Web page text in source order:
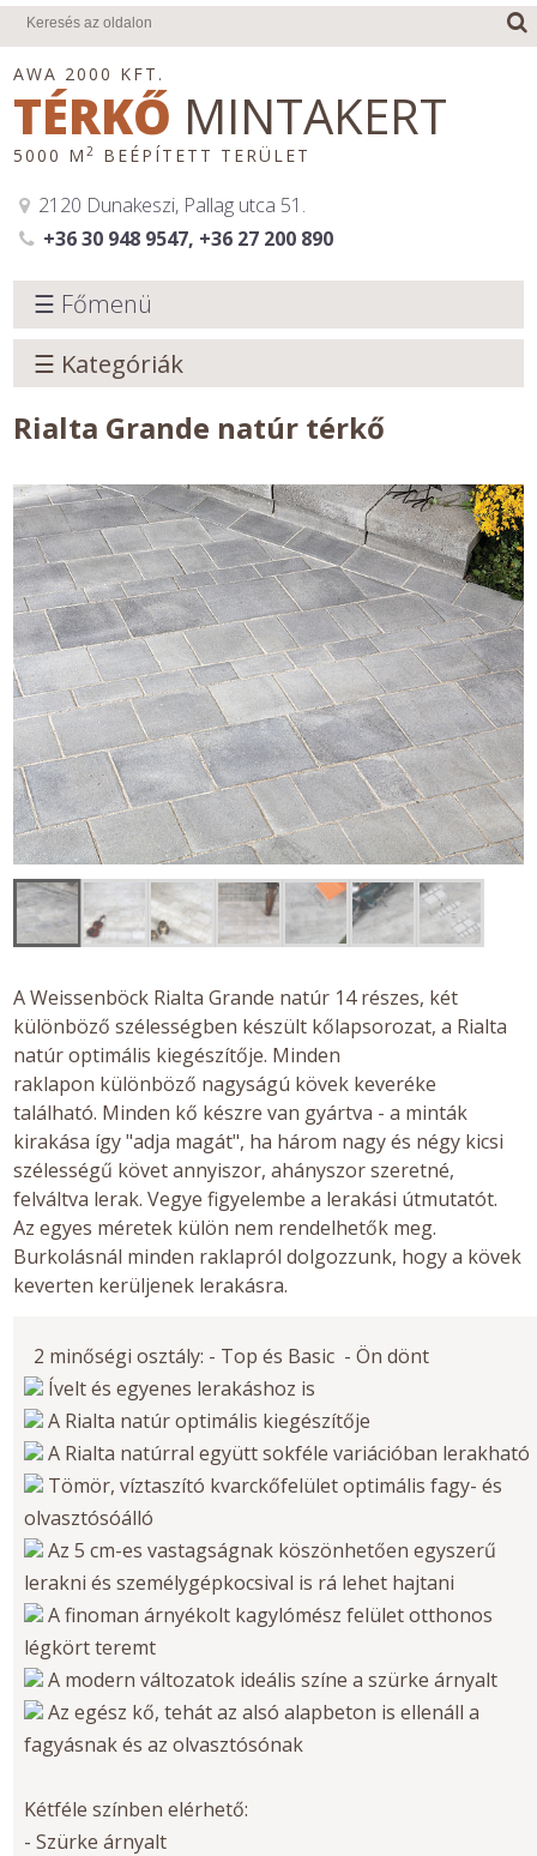
AWA 2000 KFT.
TÉRKŐ MINTAKERT
5000 M2 BEÉPÍTETT TERÜLET
2120 Dunakeszi, Pallag utca 51.
+36 30 948 9547, +36 27 200 890
☰ Főmenü
☰ Kategóriák
Rialta Grande natúr térkő
A Weissenböck Rialta Grande natúr 14 részes, két
különböző szélességben készült kőlapsorozat, a Rialta
natúr optimális kiegészítője. Minden
raklapon különböző nagyságú kövek keveréke
található. Minden kő készre van gyártva - a minták
kirakása így "adja magát", ha három nagy és négy kicsi
szélességű követ annyiszor, ahányszor szeretné,
felváltva lerak. Vegye figyelembe a lerakási útmutatót.
Az egyes méretek külön nem rendelhetők meg.
Burkolásnál minden raklapról dolgozzunk, hogy a kövek
keverten kerüljenek lerakásra.
2 minőségi osztály: - Top és Basic - Ön dönt
Ívelt és egyenes lerakáshoz is
A Rialta natúr optimális kiegészítője
A Rialta natúrral együtt sokféle variációban lerakható
Tömör, víztaszító kvarckőfelület optimális fagy- és
olvasztósóálló
Az 5 cm-es vastagságnak köszönhetően egyszerű
lerakni és személygépkocsival is rá lehet hajtani
A finoman árnyékolt kagylómész felület otthonos
légkört teremt
A modern változatok ideális színe a szürke árnyalt
Az egész kő, tehát az alsó alapbeton is ellenáll a
fagyásnak és az olvasztósónak
Kétféle színben elérhető:
- Szürke árnyalt